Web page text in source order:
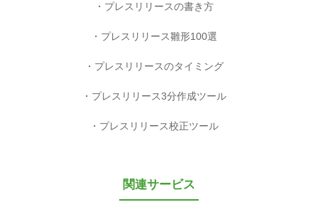
プレスリリースの書き方
プレスリリース雛形100選
プレスリリースのタイミング
プレスリリース3分作成ツール
プレスリリース校正ツール
関連サービス